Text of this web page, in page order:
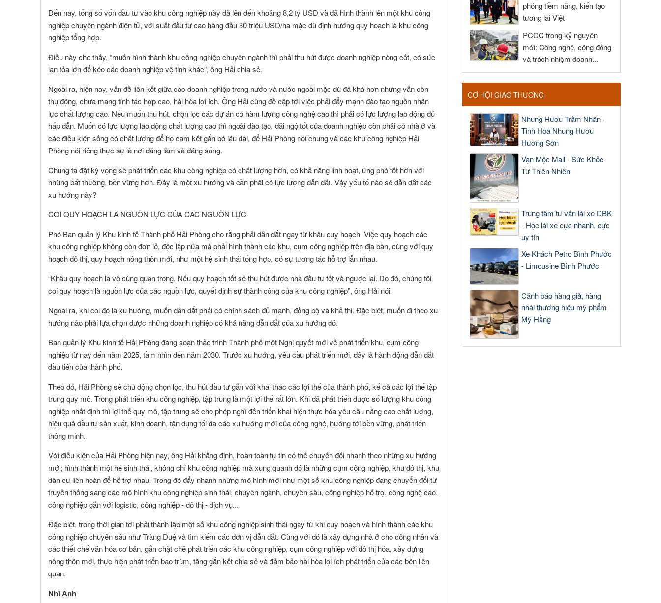
Đến nay, tổng số vốn đầu tư vào khu công nghiệp này đã lên đến khoảng 8,2 tỷ USD và đã hình thành lên một khu công
nghiệp chuyên ngành điện tử, với suất đầu tư cao hàng đầu 30 triệu USD/ha mặc dù định hướng quy hoạch là khu công
nghiệp tổng hợp.
Điều này cho thấy, “muốn hình thành khu công nghiệp chuyên ngành thì phải thu hút được doanh nghiệp nòng cốt, có sức
lan tỏa lớn để kéo các doanh nghiệp vệ tinh khác”, ông Hải chia sẻ.
Ngoài ra, hiện nay, vấn đề liên kết giữa các doanh nghiệp trong nước và nước ngoài mặc dù đã khá hơn nhưng vẫn còn
thụ động, chưa mang tính tác hợp cao, hài hòa lợi ích. Ông Hải cũng đề cập tới việc phải đẩy mạnh đào tạo nguồn nhân
lực chất lượng cao. Nếu muốn thu hút, chọn lọc các dự án có hàm lượng công nghệ cao thì phải có lực lượng lao động đủ
hấp dẫn. Muốn có lực lượng lao động chất lượng cao thì ngoài đào tạo, đãi ngộ tốt của doanh nghiệp còn phải có nhà ở và
các điều kiện sống có chất lượng để họ cam kết gắn bó lâu dài, để Hải Phòng nói chung và các khu công nghiệp Hải
Phòng nói riêng thực sự là nơi đáng làm và đáng sống.
Chúng ta đặt kỳ vọng sẽ phát triển các khu công nghiệp có chất lượng hơn, có khả năng linh hoạt, ứng phó tốt hơn với
những bất thường, bền vững hơn. Đây là một xu hướng và cần phải có lực lượng dẫn dắt. Vậy yếu tố nào sẽ dẫn dắt các
xu hướng này?
COI QUY HOẠCH LÀ NGUỒN LỰC CỦA CÁC NGUỒN LỰC
Phó Ban quản lý Khu kinh tế Thành phố Hải Phòng cho rằng phải dẫn dắt ngay từ khâu quy hoạch. Việc quy hoạch các
khu công nghiệp không còn đơn lẻ, độc lập nữa mà phải hình thành các khu, cụm công nghiệp trên địa bàn, cùng với quy
hoạch đô thị, quy hoạch nông thôn mới, như một hệ sinh thái tổng hợp, có sự tương tác hỗ trợ lẫn nhau.
“Khâu quy hoạch là vô cùng quan trọng. Nếu quy hoạch tốt sẽ thu hút được nhà đầu tư tốt và ngược lại. Do đó, chúng tôi
coi quy hoạch là nguồn lực của các nguồn lực, quyết định sự thành công của khu công nghiệp”, ông Hải nói.
Ngoài ra, khi coi đó là xu hướng, muốn dẫn dắt phải có chính sách đủ mạnh, đồng bộ và khả thi. Đặc biệt, muốn đi theo xu
hướng nào phải lựa chọn được những doanh nghiệp có khả năng dẫn dắt của xu hướng đó.
Ban quản lý Khu kinh tế Hải Phòng đang soạn thảo trình Thành phố một Nghị quyết mới về phát triển khu, cụm công
nghiệp từ nay đến năm 2025, tầm nhìn đến năm 2030. Trước xu hướng, yêu cầu phát triển mới, đây là hành động dẫn dắt
đầu tiên của thành phố.
Theo đó, Hải Phòng sẽ chủ động chọn lọc, thu hút đầu tư gắn với khai thác các lợi thế của thành phố, kể cả các lợi thế tập
trung quy mô. Trong phát triển khu công nghiệp, tập trung là một lợi thế rất lớn. Khi đã phát triển được số lượng khu công
nghiệp nhất định thì lợi thế quy mô, tập trung sẽ cho phép nghĩ đến triển khai hiện thực hóa yêu cầu nâng cao chất lượng,
hiệu quả đầu tư sản xuất, kinh doanh, tận dụng tối đa các xu hướng mới của công nghệ, hướng tới bền vững, phát triển
thông minh.
Với điều kiện của Hải Phòng hiện nay, ông Hải khẳng định, hoàn toàn tự tin có thể chuyển đổi nhanh theo những xu hướng
mới; hình thành một hệ sinh thái, không chỉ khu công nghiệp mà xung quanh đó là những cụm công nghiệp, khu đô thị, khu
dân cư liên hoàn để hỗ trợ nhau. Trong đó đẩy nhanh những mô hình mới như một số khu công nghiệp đang chuyển đổi từ
truyền thống sang các mô hình khu công nghiệp sinh thái, chuyên ngành, chuyên sâu, công nghiệp hỗ trợ, công nghệ cao,
công nghiệp gắn với logistic, công nghiệp - đô thị - dịch vụ...
Đặc biệt, trong thời gian tới phải thành lập một số khu công nghiệp sinh thái ngay từ khi quy hoạch và hình thành các khu
công nghiệp chuyên sâu như Tràng Duệ và tìm kiếm các đơn vị dẫn dắt. Cùng với đó là xây dựng nhà ở cho công nhân và
các thiết chế văn hóa cơ bản, gắn chặt chẽ phát triển các khu công nghiệp, cụm công nghiệp với đô thị hóa, xây dựng
nông thôn mới, thực hiện phát triển bao trùm, tăng gắn kết chia sẻ và đảm bảo hài hòa lợi ích phát triển của các bên liên
quan.
Nhĩ Anh
phóng tiềm năng, kiến tạo
tương lai Việt
PCCC trong kỷ nguyên
mới: Công nghệ, cộng đồng
và trách nhiệm doanh...
CƠ HỘI GIAO THƯƠNG
Nhung Hươu Trầm Nhân -
Tinh Hoa Nhung Hươu
Hương Sơn
Vạn Mộc Mall - Sức Khỏe
Từ Thiên Nhiên
Trung tâm tư vấn lái xe DBK
- Học lái xe cực nhanh, cực
uy tín
Xe Khách Petro Bình Phước
- Limousine Bình Phước
Cảnh báo hàng giả, hàng
nhái thương hiệu mỹ phẩm
Mỹ Hằng